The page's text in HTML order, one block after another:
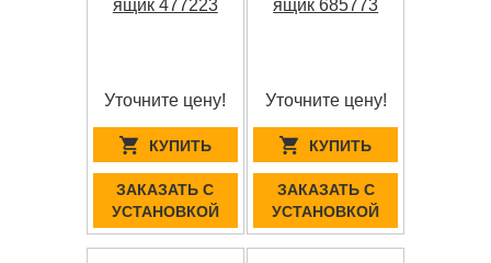
ящик 477223
Уточните цену!
КУПИТЬ
ЗАКАЗАТЬ С
УСТАНОВКОЙ
ящик 685773
Уточните цену!
КУПИТЬ
ЗАКАЗАТЬ С
УСТАНОВКОЙ